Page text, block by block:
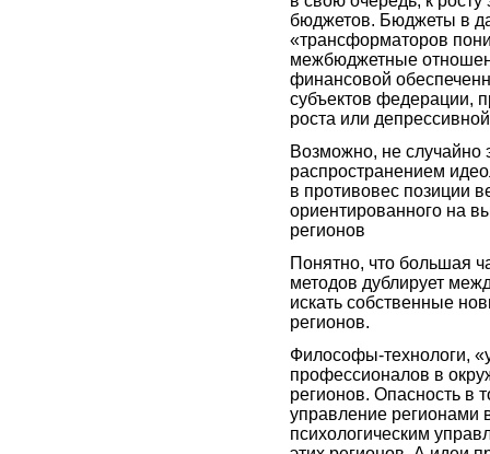
бюджетов. Бюджеты в
«трансформаторов
межбюджетные
финансовой
субъектов федерации,
роста или
Возможно, не случайно
распространением
в противовес позиции
ориентированного на
регионов
Понятно, что большая
методов дублирует
искать собственные
регионов.
Философы-технологи,
профессионалов в
регионов. Опасность в
управление
психологическим